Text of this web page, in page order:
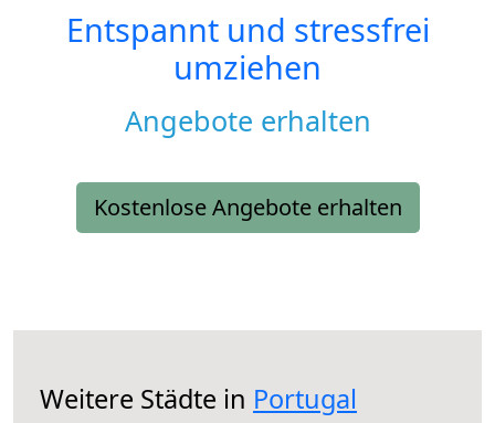
Entspannt und stressfrei
umziehen
Angebote erhalten
Kostenlose Angebote erhalten
Weitere Städte in Portugal